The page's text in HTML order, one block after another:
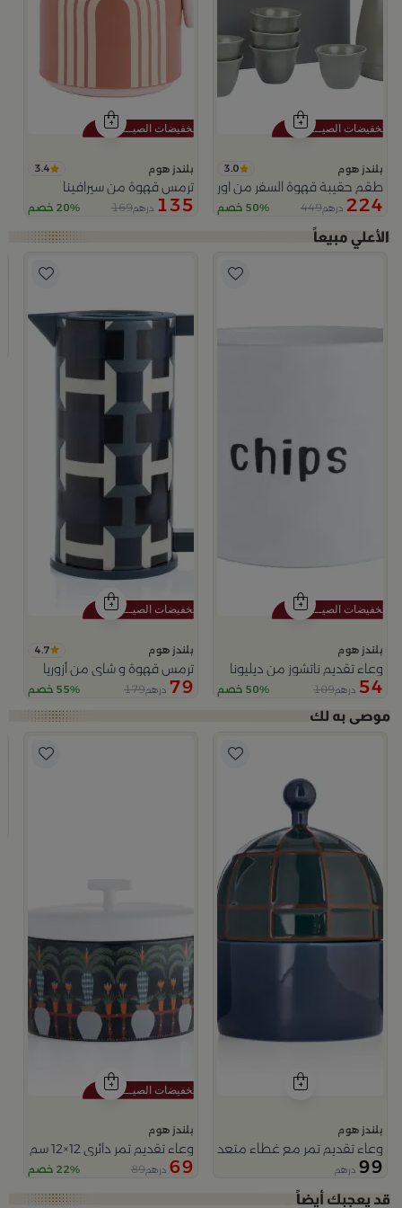
بلندز هوم 3.0
طقم حقيبة قهوة السفر من اورورا
224 درهم449 50% خصم
بلندز هوم 3.4
ترمس قهوة من سيرافينا
135 درهم169 20% خصم
بلندز هوم
وعاء تقديم ناتشوز من ديليونا
54 درهم109 50% خصم
بلندز هوم 4.7
ترمس قهوة و شاي من أزوريا
79 درهم179 55% خصم
بلندز هوم
وعاء تقديم تمر مع غطاء متعدد الالوان من ميرلان
99 درهم
بلندز هوم
وعاء تقديم تمر دائري 12×12 سم متعدد الألوان من السيراميك مع غطاء من سيلورا
69 درهم89 22% خصم